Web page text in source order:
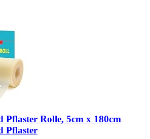
Rolle, 5cm x 180cm
Pflaster